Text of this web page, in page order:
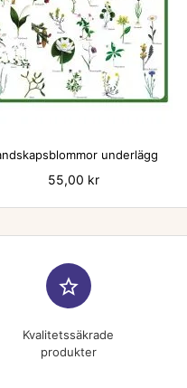
underlägg
Pris
55,00 kr
star_border
Kvalitetssäkrade
produkter